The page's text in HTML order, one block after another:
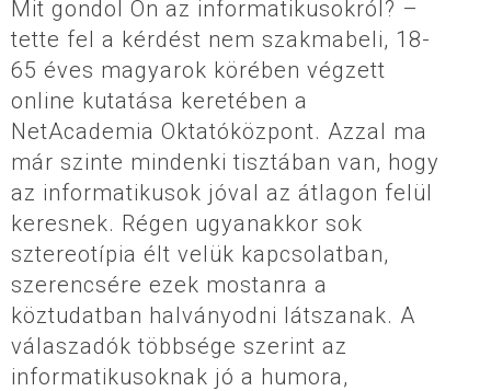
Mit gondol Ön az informatikusokról? –
tette fel a kérdést nem szakmabeli, 18-
65 éves magyarok körében végzett
online kutatása keretében a
NetAcademia Oktatóközpont. Azzal ma
már szinte mindenki tisztában van, hogy
az informatikusok jóval az átlagon felül
keresnek. Régen ugyanakkor sok
sztereotípia élt velük kapcsolatban,
szerencsére ezek mostanra a
köztudatban halványodni látszanak. A
válaszadók többsége szerint az
informatikusoknak jó a humora,